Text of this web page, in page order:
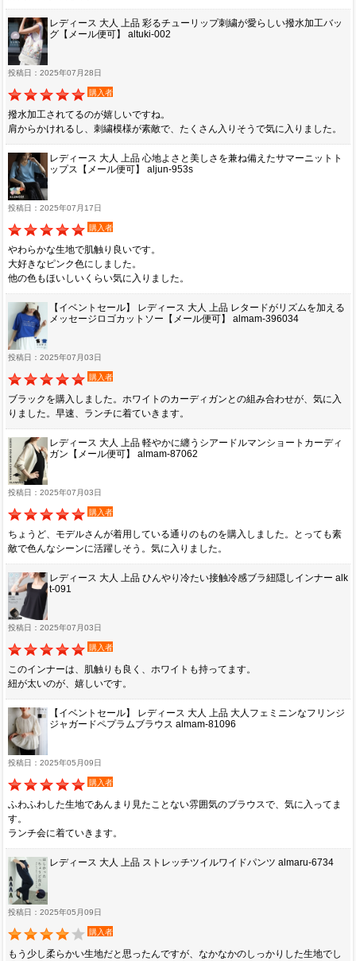
レディース 大人 上品 彩るチューリップ刺繍が愛らしい撥水加工バッ
グ【メール便可】 altuki-002
投稿日：2025年07月28日
購入者
撥水加工されてるのが嬉しいですね。
肩からかけれるし、刺繍模様が素敵で、たくさん入りそうで気に入りました。
レディース 大人 上品 心地よさと美しさを兼ね備えたサマーニットト
ップス【メール便可】 aljun-953s
投稿日：2025年07月17日
購入者
やわらかな生地で肌触り良いです。
大好きなピンク色にしました。
他の色もほいしいくらい気に入りました。
【イベントセール】 レディース 大人 上品 レタードがリズムを加える
メッセージロゴカットソー【メール便可】 almam-396034
投稿日：2025年07月03日
購入者
ブラックを購入しました。ホワイトのカーディガンとの組み合わせが、気に入
りました。早速、ランチに着ていきます。
レディース 大人 上品 軽やかに纏うシアードルマンショートカーディ
ガン【メール便可】 almam-87062
投稿日：2025年07月03日
購入者
ちょうど、モデルさんが着用している通りのものを購入しました。とっても素
敵で色んなシーンに活躍しそう。気に入りました。
レディース 大人 上品 ひんやり冷たい接触冷感ブラ紐隠しインナー alk
t-091
投稿日：2025年07月03日
購入者
このインナーは、肌触りも良く、ホワイトも持ってます。
紐が太いのが、嬉しいです。
【イベントセール】 レディース 大人 上品 大人フェミニンなフリンジ
ジャガードペプラムブラウス almam-81096
投稿日：2025年05月09日
購入者
ふわふわした生地であんまり見たことない雰囲気のブラウスで、気に入ってま
す。
ランチ会に着ていきます。
レディース 大人 上品 ストレッチツイルワイドパンツ almaru-6734
投稿日：2025年05月09日
購入者
もう少し柔らかい生地だと思ったんですが、なかなかのしっかりした生地でし